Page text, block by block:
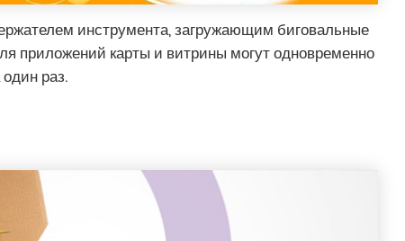
инструмента, загружающим биговальные
приложений карты и витрины могут одновременно
раз.